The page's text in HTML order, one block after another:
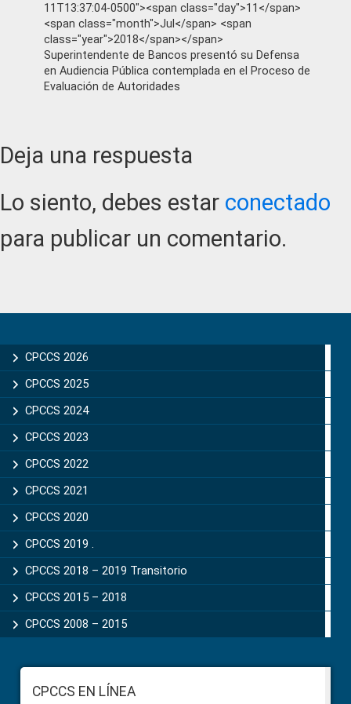
11T13:37:04-0500"><span class="day">11</span>
<span class="month">Jul</span> <span
class="year">2018</span></span>
Superintendente de Bancos presentó su Defensa
en Audiencia Pública contemplada en el Proceso de
Evaluación de Autoridades
Reader
Interactions
Deja una respuesta
Lo siento, debes estar conectado
para publicar un comentario.
Sidebar
CPCCS 2026
CPCCS 2025
CPCCS 2024
CPCCS 2023
CPCCS 2022
CPCCS 2021
CPCCS 2020
CPCCS 2019 .
CPCCS 2018 – 2019 Transitorio
CPCCS 2015 – 2018
CPCCS 2008 – 2015
FooterCPCCS EN LÍNEA